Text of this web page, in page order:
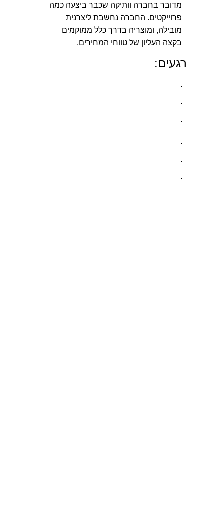
מדובר בחברה וותיקה שכבר ביצעה כמה
פרוייקטים. החברה נחשבת ליצרנית
מובילה, ומוצריה בדרך כלל ממוקמים
בקצה העליון של טווחי המחירים.
רגעים: